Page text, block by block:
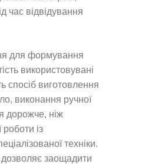
час відвідування
для формування
використовувані
спосіб виготовлення
виконання ручної
дорожче, ніж
із
техніки.
заощадити